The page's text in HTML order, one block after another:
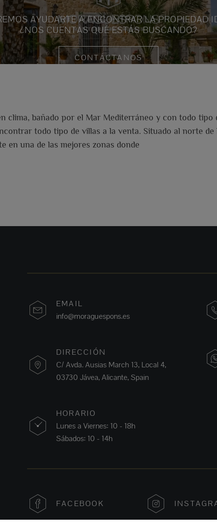
AYUDARTE A ENCONTRAR LA PROPIEDAD
¿NOS CUENTAS QUÉ ESTÁS BUSCANDO?
CONTÁCTANOS
clima, bañado por el Mar Mediterráneo y con todo tipo
todo tipo de villas a la venta. Situado al norte
en una de las mejores zonas donde
EMAIL
info@moraguespons.es
DIRECCIÓN
C/ Avda. Ausias March 13, Local 4,
03730 Jávea, Alicante, Spain
HORARIO
Lunes a Viernes: 10 - 18h
Sábados: 10 - 14h
FACEBOOK